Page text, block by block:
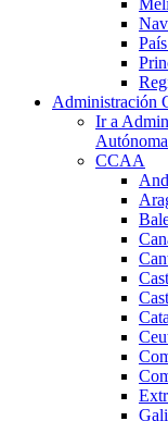
Administración
Ir a
CCAA